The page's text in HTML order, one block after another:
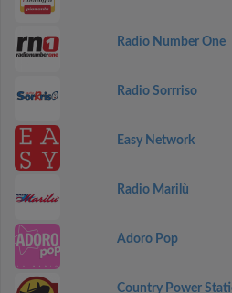
Radio Number One
Radio Sorrriso
Easy Network
Radio Marilù
Adoro Pop
Country Power